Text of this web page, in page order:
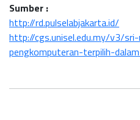
Sumber :
http://rd.pulselabjakarta.id/
http://cgs.unisel.edu.my/v3/
pengkomputeran-terpilih-